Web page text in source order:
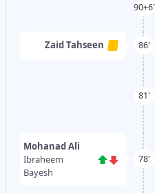
90+6'
Zaid Tahseen 86'
81'
Mohanad Ali
Ibraheem
Bayesh
78'